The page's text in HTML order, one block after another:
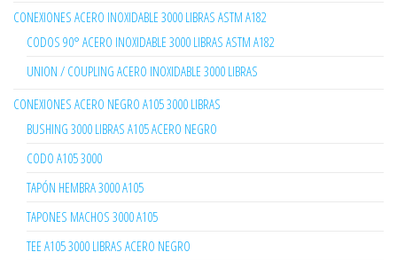
CONEXIONES ACERO INOXIDABLE 3000 LIBRAS ASTM A182
CODOS 90° ACERO INOXIDABLE 3000 LIBRAS ASTM A182
UNION / COUPLING ACERO INOXIDABLE 3000 LIBRAS
CONEXIONES ACERO NEGRO A105 3000 LIBRAS
BUSHING 3000 LIBRAS A105 ACERO NEGRO
CODO A105 3000
TAPÓN HEMBRA 3000 A105
TAPONES MACHOS 3000 A105
TEE A105 3000 LIBRAS ACERO NEGRO